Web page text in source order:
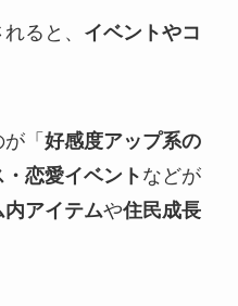
ると、 イベントやコ
「 好感度アップ系の
恋愛イベント などが
内アイテムや住民成長